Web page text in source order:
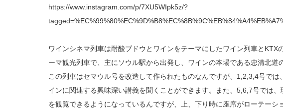
https://www.instagram.com/p/7XU5WIpk5z/?
ワインシネマ列車は耐酸ブドウとワインをテーマにしたワイン列車とKTX
ーマ観光列車で、主にソウル駅から出発し、ワインの本場である忠清北道
この列車はセマウル号を改造して作られたものなんですが、1,2,3,4号では
インに関連する興味深い講義を聞くことができます。また、5,6,7号では
を観覧できるようになっているんですが、上、下り時に座席がローテーシ